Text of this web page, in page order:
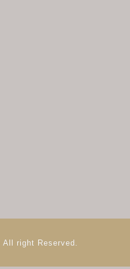
All right Reserved.